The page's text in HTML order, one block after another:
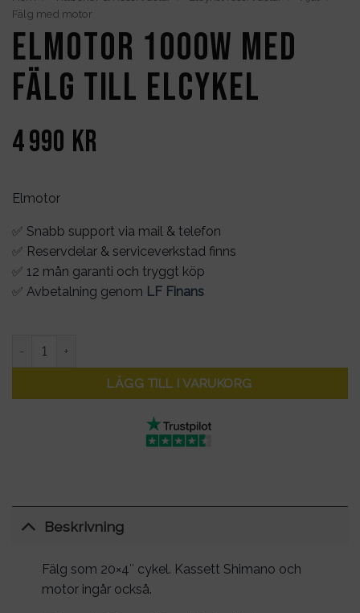
Fälg med motor
Elmotor 1000W med
fälg till elcykel
4 990 kr
Elmotor
✅ Snabb support via mail & telefon
✅ Reservdelar & serviceverkstad finns
✅ 12 mån garanti och tryggt köp
✅ Avbetalning genom LF Finans
Elmotor 1000W med fälg till elcykel mängd
LÄGG TILL I VARUKORG
Beskrivning
Fälg som 20×4″ cykel. Kassett Shimano och
motor ingår också.